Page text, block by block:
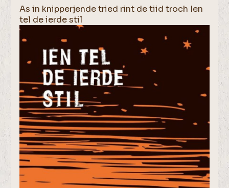
As in knipperjende tried rint de tiid troch Ien
tel de ierde stil